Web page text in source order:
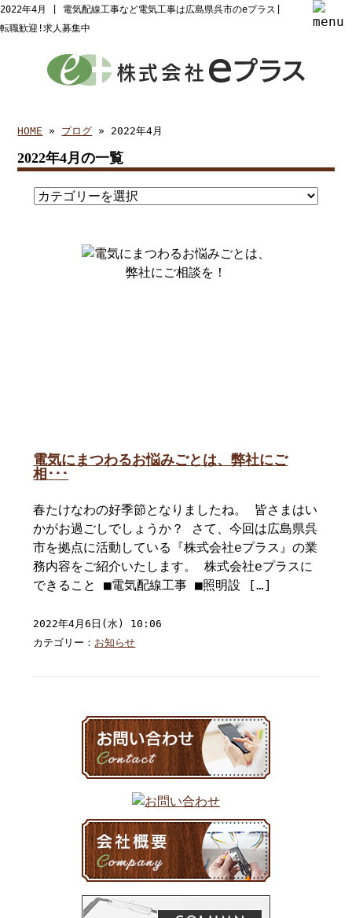
2022年4月 | 電気配線工事など電気工事は広島県呉市のeプラス|
転職歓迎!求人募集中
HOME » ブログ » 2022年4月
2022年4月の一覧
電気にまつわるお悩みごとは、弊社にご
相･･･
春たけなわの好季節となりましたね。 皆さまはい
かがお過ごしでしょうか？ さて、今回は広島県呉
市を拠点に活動している『株式会社eプラス』の業
務内容をご紹介いたします。 株式会社eプラスに
できること ■電気配線工事 ■照明設 […]
2022年4月6日(水) 10:06
カテゴリー： お知らせ